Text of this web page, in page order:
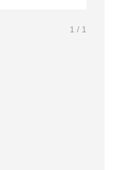
1 / 1